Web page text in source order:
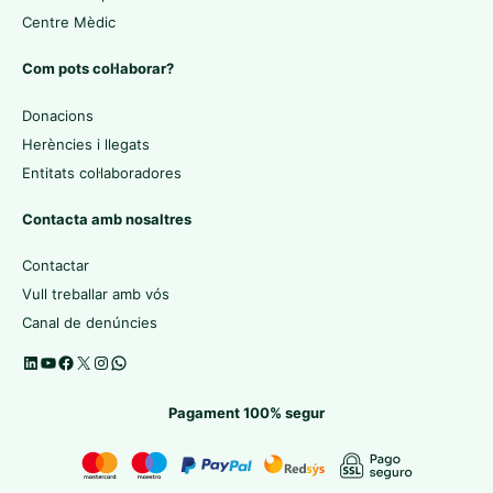
Centre Mèdic
Com pots col·laborar?
Donacions
Herències i llegats
Entitats col·laboradores
Contacta amb nosaltres
Contactar
Vull treballar amb vós
Canal de denúncies
Pagament 100% segur